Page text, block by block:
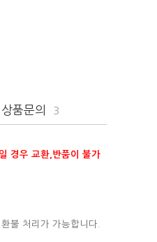
상품문의 3
경우 교환,반품이 불가
불 처리가 가능합니다.